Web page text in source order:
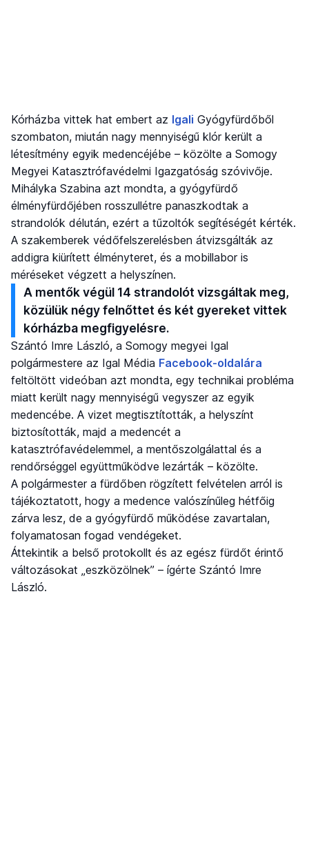
Kórházba vittek hat embert az Igali Gyógyfürdőből
szombaton, miután nagy mennyiségű klór került a
létesítmény egyik medencéjébe – közölte a Somogy
Megyei Katasztrófavédelmi Igazgatóság szóvivője.
Mihályka Szabina azt mondta, a gyógyfürdő
élményfürdőjében rosszullétre panaszkodtak a
strandolók délután, ezért a tűzoltók segítéségét kérték.
A szakemberek védőfelszerelésben átvizsgálták az
addigra kiürített élményteret, és a mobillabor is
méréseket végzett a helyszínen.
A mentők végül 14 strandolót vizsgáltak meg,
közülük négy felnőttet és két gyereket vittek
kórházba megfigyelésre.
Szántó Imre László, a Somogy megyei Igal
polgármestere az Igal Média Facebook-oldalára
feltöltött videóban azt mondta, egy technikai probléma
miatt került nagy mennyiségű vegyszer az egyik
medencébe. A vizet megtisztították, a helyszínt
biztosították, majd a medencét a
katasztrófavédelemmel, a mentőszolgálattal és a
rendőrséggel együttműködve lezárták – közölte.
A polgármester a fürdőben rögzített felvételen arról is
tájékoztatott, hogy a medence valószínűleg hétfőig
zárva lesz, de a gyógyfürdő működése zavartalan,
folyamatosan fogad vendégeket.
Áttekintik a belső protokollt és az egész fürdőt érintő
változásokat „eszközölnek” – ígérte Szántó Imre
László.